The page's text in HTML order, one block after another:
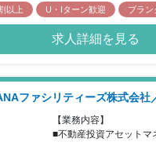
以上
U・Iターン歓迎 ブラン
求人詳細を見る
ファシリティーズ株式会社
【業務内容】
■不動産投資アセットマ